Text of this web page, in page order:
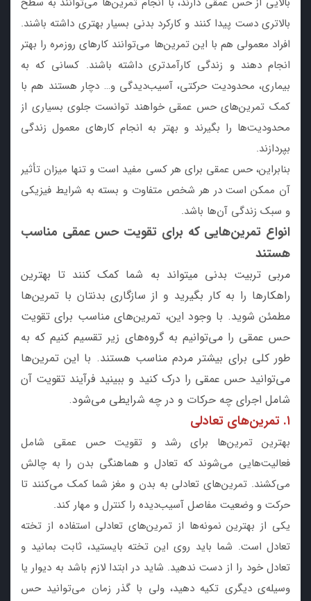
بالاتری دست پیدا کنند و کارکرد بدنی بسیار بهتری داشته باشند.
افراد معمولی هم با این تمرین‌ها می‌توانند کارهای روزمره را بهتر
انجام دهند و زندگی کارآمدتری داشته باشند. کسانی که به
بیماری، محدودیت حرکتی، آسیب‌دیدگی و… دچار هستند هم با
کمک تمرین‌های حس عمقی خواهند توانست جلوی بسیاری از
محدودیت‌ها را بگیرند و بهتر به انجام کارهای معمول زندگی
بپردازند.
بنابراین، حس عمقی برای هر کسی مفید است و تنها میزان تأثیر
آن ممکن است در هر شخص متفاوت و بسته به شرایط فیزیکی
و سبک زندگی آن‌ها باشد.
انواع تمرین‌هایی که برای تقویت حس عمقی مناسب
هستند
مربی تربیت بدنی میتواند به شما کمک کنند تا بهترین
راهکارها را به کار بگیرید و از سازگاری بدنتان با تمرین‌ها
مطمئن شوید. با وجود این، تمرین‌های مناسب برای تقویت
حس عمقی را می‌توانیم به گروه‌های زیر تقسیم کنیم که به
طور کلی برای بیشتر مردم مناسب هستند. با این تمرین‌ها
می‌توانید حس عمقی را درک کنید و ببینید فرآیند تقویت آن
شامل اجرای چه حرکات و در چه شرایطی می‌شود.
۱. تمرین‌های تعادلی
بهترین تمرین‌ها برای رشد و تقویت حس عمقی شامل
فعالیت‌هایی می‌شوند که تعادل و هماهنگی بدن را به چالش
می‌کشند. تمرین‌های تعادلی به بدن و مغز شما کمک می‌کنند تا
حرکت و وضعیت مفاصل آسیب‌دیده را کنترل و مهار کند.
یکی از بهترین نمونه‌ها از تمرین‌های تعادلی استفاده از تخته
تعادل است. شما باید روی این تخته بایستید، ثابت بمانید و
تعادل خود را از دست ندهید. شاید در ابتدا لازم باشد به دیوار یا
وسیله‌ی دیگری تکیه دهید، ولی با گذر زمان می‌توانید حس